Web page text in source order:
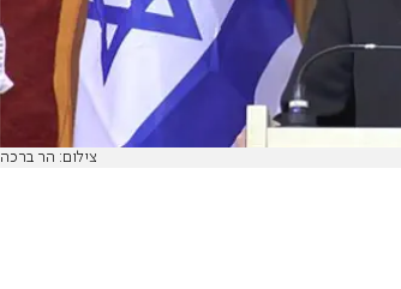
צילום: הר ברכה